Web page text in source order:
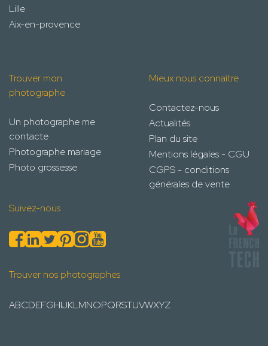
Lille
Aix-en-provence
Trouver mon
photographe
Un photographe me
contacte
Photographe mariage
Photo grossesse
Mieux nous connaître
Contactez-nous
Actualités
Plan du site
Mentions légales - CGU
CGPS - conditions
générales de vente
Suivez-nous
Trouver nos photographes
ABCDEFGHIJKLMNOPQRSTUVWXYZ